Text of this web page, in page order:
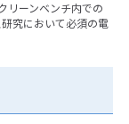
リーンベンチ内での
究において必須の電